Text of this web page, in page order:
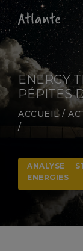
ENERGY
PÉPITES
ACCUEIL/
/
ANALYSE |
ENERGIES